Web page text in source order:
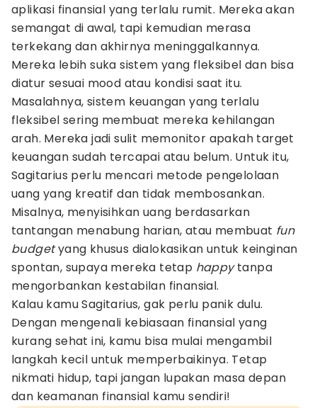
aplikasi finansial yang terlalu rumit. Mereka akan
semangat di awal, tapi kemudian merasa
terkekang dan akhirnya meninggalkannya.
Mereka lebih suka sistem yang fleksibel dan bisa
diatur sesuai mood atau kondisi saat itu.
Masalahnya, sistem keuangan yang terlalu
fleksibel sering membuat mereka kehilangan
arah. Mereka jadi sulit memonitor apakah target
keuangan sudah tercapai atau belum. Untuk itu,
Sagitarius perlu mencari metode pengelolaan
uang yang kreatif dan tidak membosankan.
Misalnya, menyisihkan uang berdasarkan
tantangan menabung harian, atau membuat fun
budgetyang khusus dialokasikan untuk keinginan
spontan, supaya mereka tetap happytanpa
mengorbankan kestabilan finansial.
Kalau kamu Sagitarius, gak perlu panik dulu.
Dengan mengenali kebiasaan finansial yang
kurang sehat ini, kamu bisa mulai mengambil
langkah kecil untuk memperbaikinya. Tetap
nikmati hidup, tapi jangan lupakan masa depan
dan keamanan finansial kamu sendiri!